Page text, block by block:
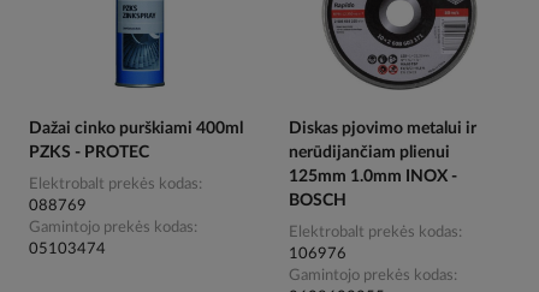
Dažai cinko purškiami 400ml
PZKS - PROTEC
Elektrobalt prekės kodas
088769
Gamintojo prekės kodas
05103474
Diskas pjovimo metalui ir
nerūdijančiam plienui
125mm 1.0mm INOX -
BOSCH
Elektrobalt prekės kodas
106976
Gamintojo prekės kodas